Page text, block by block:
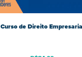
Curso de Direito